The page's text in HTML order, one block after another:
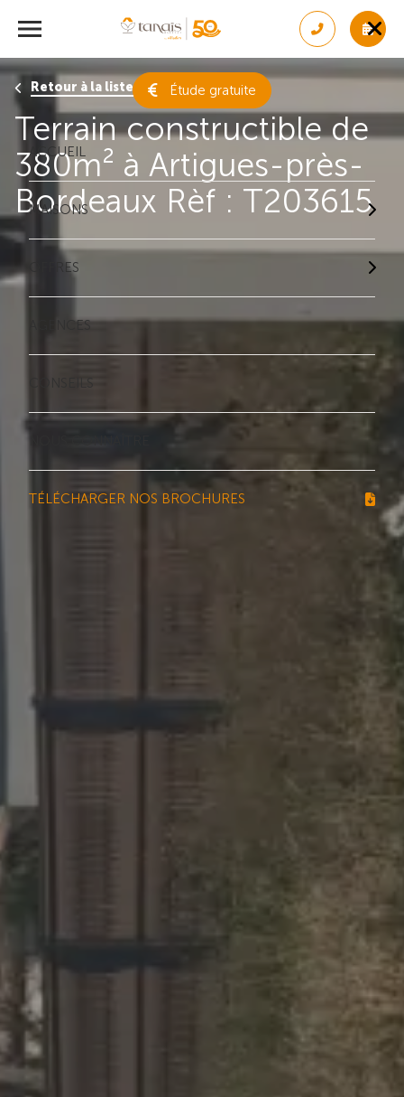
Étude gratuite
ACCUEIL
MAISONS
OFFRES
AGENCES
CONSEILS
TÉLÉCHARGER NOS BROCHURES
Retour à la liste des résultats
Terrain constructible de
380m² à Artigues-près-
Bordeaux Rèf : T203615